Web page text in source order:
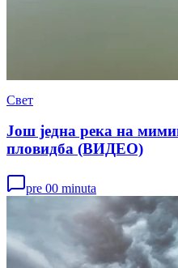
Свет
Још једна река на
пловидба (ВИДЕО)
pre 00 minuta